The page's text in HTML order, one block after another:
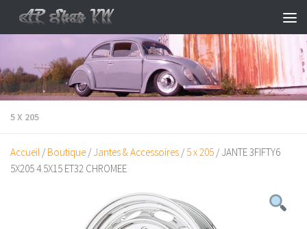
Skip to content
5 X 205
Accueil / Boutique / Jantes & Accessoires / 5 x 205 / JANTE 3FIFTY6
5X205 4.5X15 ET32 CHROMEE